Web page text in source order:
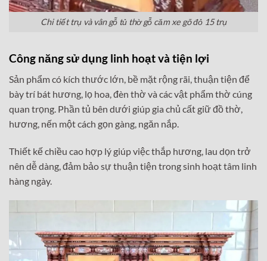
Chi tiết trụ và vân gỗ tủ thờ gỗ căm xe gõ đỏ 15 trụ
Công năng sử dụng linh hoạt và tiện lợi
Sản phẩm có kích thước lớn, bề mặt rộng rãi, thuận tiện để
bày trí bát hương, lọ hoa, đèn thờ và các vật phẩm thờ cúng
quan trọng. Phần tủ bên dưới giúp gia chủ cất giữ đồ thờ,
hương, nến một cách gọn gàng, ngăn nắp.
Thiết kế chiều cao hợp lý giúp việc thắp hương, lau dọn trở
nên dễ dàng, đảm bảo sự thuận tiện trong sinh hoạt tâm linh
hàng ngày.